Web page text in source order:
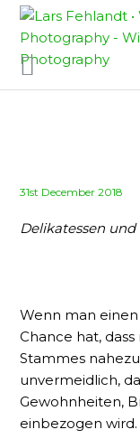
Skip
content
Skip
to
content
Posted
31st December 2018
Delikatessen
Wenn man
Chance hat,
Stammes
unvermeidlich,
Gewohnheiten,
einbezogen